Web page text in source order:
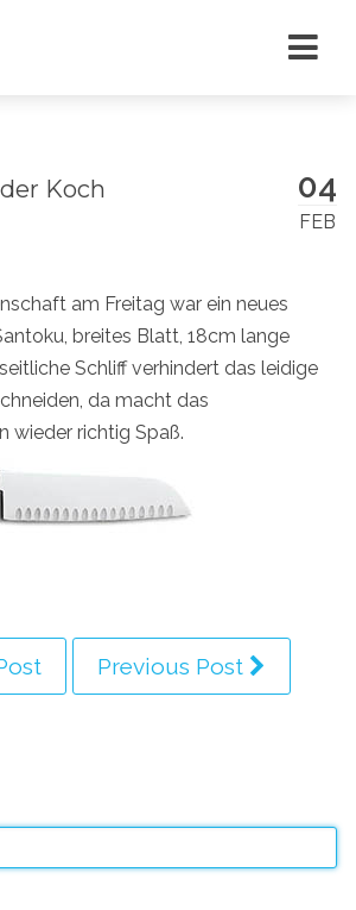
04
FEB
Koch
am Freitag war ein neues
breites Blatt, 18cm lange
Schliff verhindert das leidige
da macht das
wieder richtig Spaß.
Previous Post